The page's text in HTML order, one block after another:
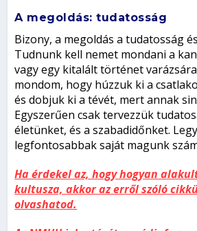
A megoldás: tudatosság
Bizony, a megoldás a tudatosság
Tudnunk kell nemet mondani a
vagy egy kitalált történet
mondom, hogy húzzuk ki a
és dobjuk ki a tévét, mert annak
Egyszerűen csak tervezzük
életünket, és a szabadidőnket.
legfontosabbak saját magunk
Ha érdekel az, hogy hogyan
kultusza, akkor az erről szóló
olvashatod.